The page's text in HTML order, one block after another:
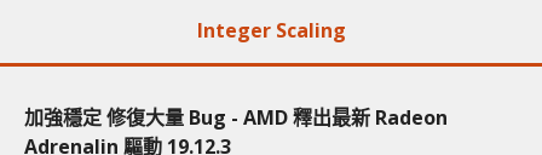
Integer Scaling
加強穩定 修復大量 Bug - AMD 釋出最新 Radeon
Adrenalin 驅動 19.12.3